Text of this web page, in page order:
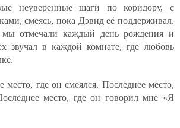
неуверенные шаги по коридору, с
смеясь, пока Дэвид её поддерживал.
отмечали каждый день рождения и
звучал в каждой комнате, где любовь
место, где он смеялся. Последнее место,
место, где он говорил мне «Я